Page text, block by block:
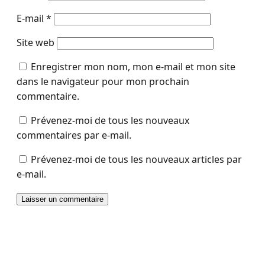
E-mail *
Site web
Enregistrer mon nom, mon e-mail et mon site
dans le navigateur pour mon prochain
commentaire.
Prévenez-moi de tous les nouveaux
commentaires par e-mail.
Prévenez-moi de tous les nouveaux articles par
e-mail.